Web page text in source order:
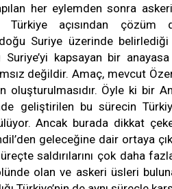
her eylemden sonra
Türkiye açısından çözüm
Suriye üzerinde
kapsayan bir anayasa
değildir. Amaç, mevcut
oluşturulmasıdır. Öyle ki bir
geliştirilen bu sürecin
Ancak burada dikkat
geleceğine dair ortaya
saldırılarını çok daha
olan ve askeri üsleri